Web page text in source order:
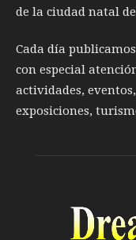
de la ciudad natal
Cada día
con especial
actividades,
exposiciones,